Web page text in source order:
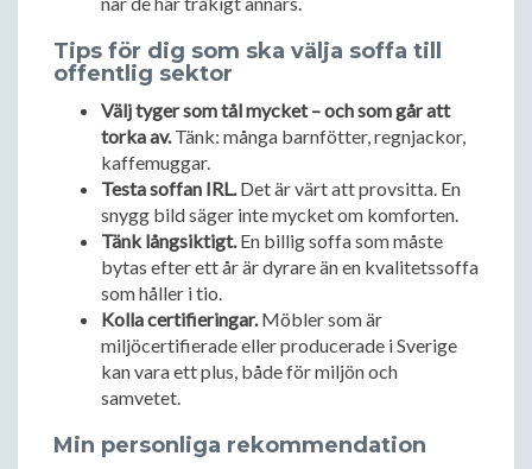
Tips för dig som ska välja soffa till
offentlig sektor
Välj tyger som tål mycket – och som går att
torka av.Tänk: många barnfötter, regnjackor,
kaffemuggar.
Testa soffan IRL.Det är värt att provsitta. En
snygg bild säger inte mycket om komforten.
Tänk långsiktigt.En billig soffa som måste
bytas efter ett år är dyrare än en kvalitetssoffa
som håller i tio.
Kolla certifieringar.Möbler som är
miljöcertifierade eller producerade i Sverige
kan vara ett plus, både för miljön och
samvetet.
Min personliga rekommendation